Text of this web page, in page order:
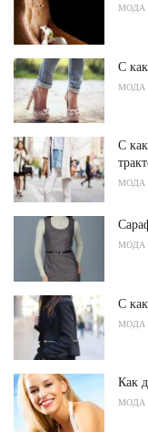
МОДА
С
МОДА
С
МОДА
МОДА
С
МОДА
Как
МОДА